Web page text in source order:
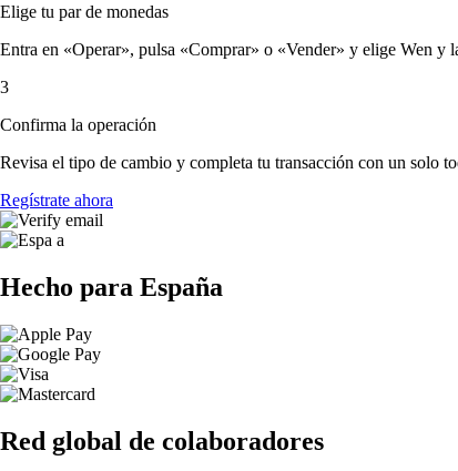
Elige tu par de monedas
Entra en «Operar», pulsa «Comprar» o «Vender» y elige Wen y
3
Confirma la operación
Revisa el tipo de cambio y completa tu transacción con un solo
Regístrate ahora
Hecho para España
Red global de colaboradores